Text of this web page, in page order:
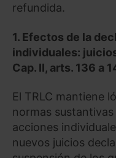
refundida.
1. Efectos de la
individuales:
Cap. II, arts. 136 a
El TRLC mantiene
normas sustantivas
acciones
nuevos juicios